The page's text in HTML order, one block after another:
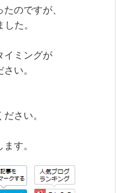
のですが、
た。
イミングが
い。
さい。
す。